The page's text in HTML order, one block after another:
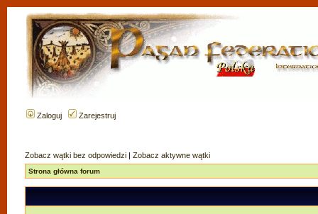
Zaloguj Zarejestruj
Zobacz wątki bez odpowiedzi | Zobacz aktywne wątki
Strona główna forum